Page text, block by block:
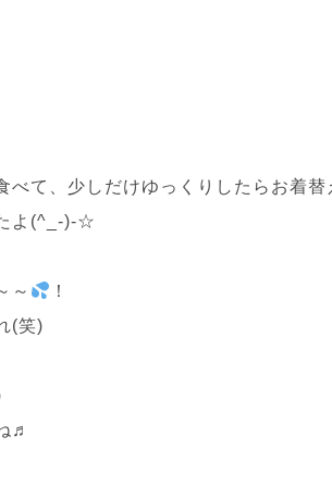
て、少しだけゆっくりしたらお着替
よ(^_-)-☆
～
！
(笑)
♬